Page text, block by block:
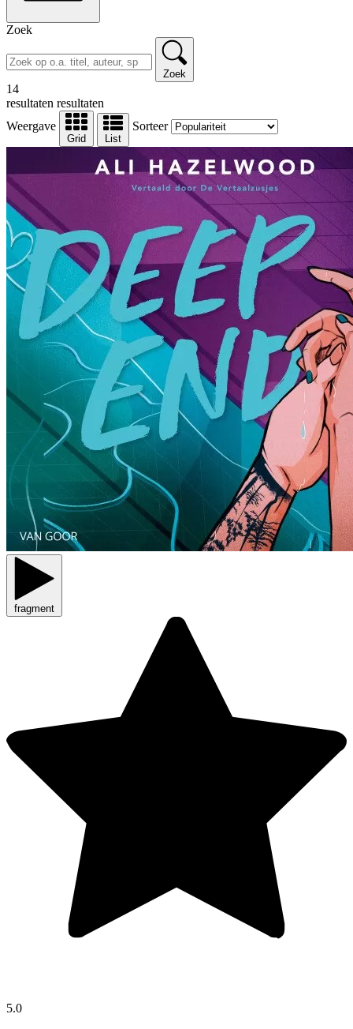
Zoek
Zoek
14
resultaten resultaten
Weergave
Grid List
Sorteer
fragment
5.0